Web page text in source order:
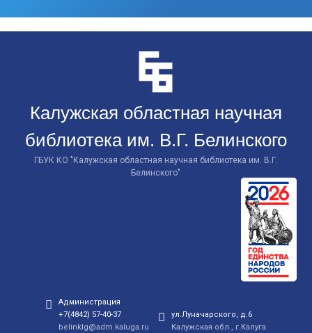
Калужская областная научная
библиотека им. В.Г. Белинского
ГБУК КО "Калужская областная научная библиотека им. В.Г.
Белинского"
Администрация
+7(4842) 57-40-37
belinklg@adm.kaluga.ru
ул.Луначарского, д.6
Калужская обл., г.Калуга